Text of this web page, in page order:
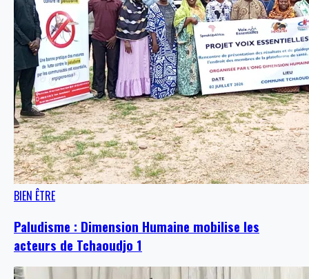
BIEN ÊTRE
Paludisme : Dimension Humaine mobilise les
acteurs de Tchaoudjo 1